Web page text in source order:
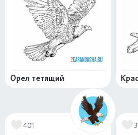
Орел тетящий
401